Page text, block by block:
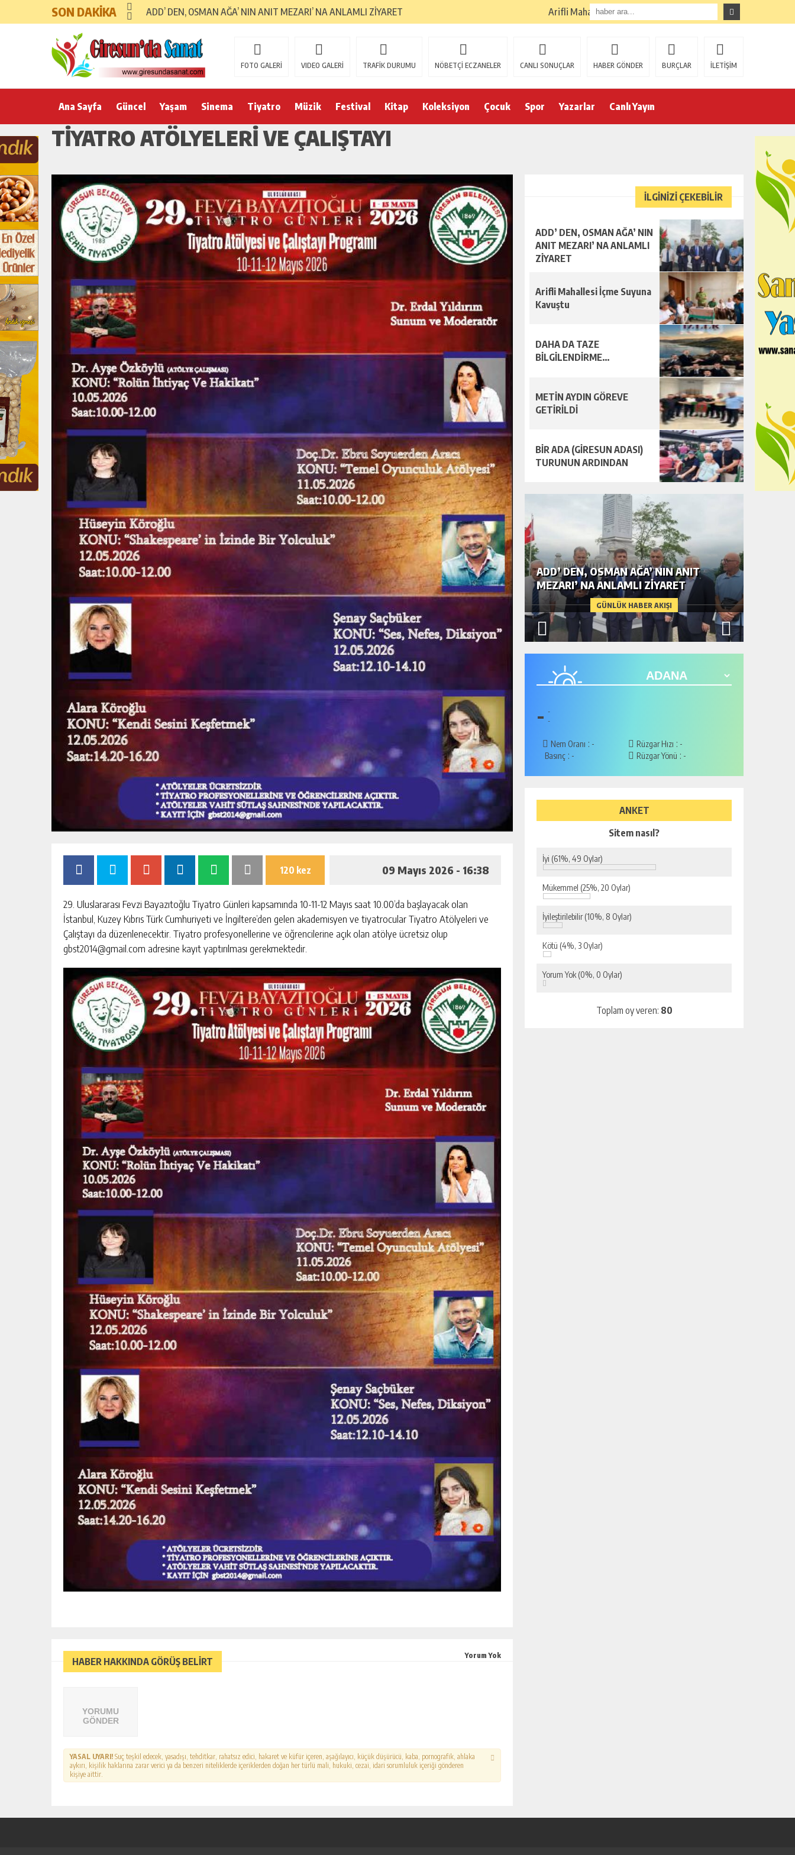
SON DAKİKA ADD’ DEN, OSMAN AĞA’ NIN ANIT MEZARI’ NA ANLAMLI ZİYARET Arifli Mahallesi İçme Suyuna Kavuştu
FOTO GALERİ VIDEO GALERİ TRAFİK DURUMU NÖBETÇİ ECZANELER CANLI SONUÇLAR HABER GÖNDER BURÇLAR İLETİŞİM
Ana Sayfa Güncel Yaşam Sinema Tiyatro Müzik Festival Kitap Koleksiyon Çocuk Spor Yazarlar Canlı Yayın
TIYATRO ATÖLYELERI VE ÇALIŞTAYI
120 kez 09 Mayıs 2026 - 16:38
29. Uluslararası Fevzi Bayazıtoğlu Tiyatro Günleri kapsamında 10-11-12 Mayıs saat 10.00’da başlayacak olan
İstanbul, Kuzey Kıbrıs Türk Cumhuriyeti ve İngiltere’den gelen akademisyen ve tiyatrocular Tiyatro Atölyeleri ve
Çalıştayı da düzenlenecektir. Tiyatro profesyonellerine ve öğrencilerine açık olan atölye ücretsiz olup
gbst2014@gmail.com adresine kayıt yaptırılması gerekmektedir.
HABER HAKKINDA GÖRÜŞ BELİRT
Yorum Yok
YORUMU
GÖNDER
YASAL UYARI! Suç teşkil edecek, yasadışı, tehditkar, rahatsız edici, hakaret ve küfür içeren, aşağılayıcı, küçük düşürücü, kaba, pornografik, ahlaka
aykırı, kişilik haklarına zarar verici ya da benzeri niteliklerde içeriklerden doğan her türlü mali, hukuki, cezai, idari sorumluluk içeriği gönderen
kişiye aittir.
İLGİNİZİ ÇEKEBİLİR
ADD’ DEN, OSMAN AĞA’ NIN
ANIT MEZARI’ NA ANLAMLI
ZİYARET
Arifli Mahallesi İçme Suyuna
Kavuştu
DAHA DA TAZE
BİLGİLENDİRME…
METİN AYDIN GÖREVE
GETİRİLDİ
BİR ADA (GİRESUN ADASI)
TURUNUN ARDINDAN
GÜNLÜK HABER AKIŞI
ADD’ DEN, OSMAN AĞA’ NIN ANIT
MEZARI’ NA ANLAMLI ZİYARET
- -
-
Nem Oranı : -
Basınç : -
Rüzgar Hızı : -
Rüzgar Yönü : -
ANKET
Sitem nasıl?
İyi (61%, 49 Oylar)
Mükemmel (25%, 20 Oylar)
İyileştirilebilir(10%, 8 Oylar)
Kötü (4%, 3 Oylar)
Yorum Yok (0%, 0 Oylar)
Toplam oy veren: 80